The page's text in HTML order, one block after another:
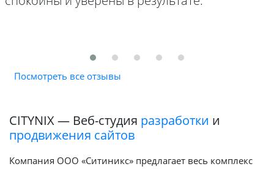
Посмотреть все отзывы
CITYNIX — Веб-студия разработки и
продвижения сайтов
Компания ООО «Ситиникс» предлагает весь комплекс